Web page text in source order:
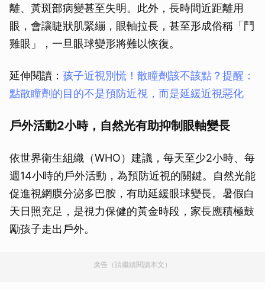
離、黃斑部病變甚至失明。此外，長時間近距離用
眼，會讓睫狀肌緊繃，眼軸拉長，甚至形成俗稱「鬥
雞眼」，一旦眼球變形將難以恢復。
延伸閱讀： 孩子近視別慌！散瞳劑該不該點？提醒：
點散瞳劑的目的不是預防近視，而是延緩近視惡化
戶外活動2小時，自然光有助抑制眼軸變長
依世界衛生組織（WHO）建議，每天至少2小時、每
週14小時的戶外活動，為預防近視的關鍵。自然光能
促進視網膜分泌多巴胺，有助延緩眼球變長。暑假白
天日照充足，是視力保健的黃金時段，家長應積極鼓
勵孩子走出戶外。
廣告（請繼續閱讀本文）